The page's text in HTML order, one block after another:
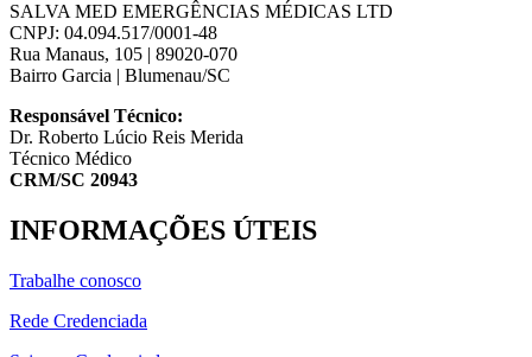
SALVA MED EMERGÊNCIAS MÉDICAS LTD
CNPJ: 04.094.517/0001-48
Rua Manaus, 105 | 89020-070
Bairro Garcia | Blumenau/SC
Responsável Técnico:
Dr. Roberto Lúcio Reis Merida
Técnico Médico
CRM/SC 20943
INFORMAÇÕES ÚTEIS
Trabalhe conosco
Rede Credenciada